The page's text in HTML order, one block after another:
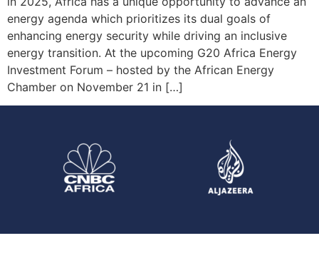
energy agenda which prioritizes its dual goals of
enhancing energy security while driving an inclusive
energy transition. At the upcoming G20 Africa Energy
Investment Forum – hosted by the African Energy
Chamber on November 21 in […]